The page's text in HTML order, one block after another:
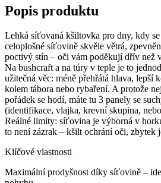
Popis produktu
Lehká síťovaná kšiltovka pro dny, kdy
celoplošné síťovině skvěle větrá,
poctivý stín – oči vám poděkují dřív než
Na bushcraft a na túry v teple je to
užitečná věc: méně přehřátá hlava, lepší
kolem tábora nebo rybaření. A protože
pořádek se hodí, máte tu 3 panely se
(identifikace, vlajka, krevní skupina,
Reálné limity: síťovina je výborná v
to není zázrak – kšilt ochrání oči, zbytek
Klíčové vlastnosti
Maximální prodyšnost díky síťovině –